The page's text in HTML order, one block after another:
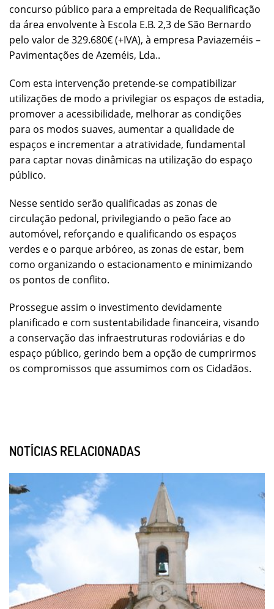
concurso público para a empreitada de Requalificação
da área envolvente à Escola E.B. 2,3 de São Bernardo
pelo valor de 329.680€ (+IVA), à empresa Paviazeméis –
Pavimentações de Azeméis, Lda..
Com esta intervenção pretende-se compatibilizar
utilizações de modo a privilegiar os espaços de estadia,
promover a acessibilidade, melhorar as condições
para os modos suaves, aumentar a qualidade de
espaços e incrementar a atratividade, fundamental
para captar novas dinâmicas na utilização do espaço
público.
Nesse sentido serão qualificadas as zonas de
circulação pedonal, privilegiando o peão face ao
automóvel, reforçando e qualificando os espaços
verdes e o parque arbóreo, as zonas de estar, bem
como organizando o estacionamento e minimizando
os pontos de conflito.
Prossegue assim o investimento devidamente
planificado e com sustentabilidade financeira, visando
a conservação das infraestruturas rodoviárias e do
espaço público, gerindo bem a opção de cumprirmos
os compromissos que assumimos com os Cidadãos.
NOTÍCIAS RELACIONADAS